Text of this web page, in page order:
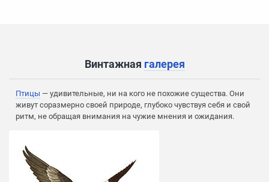
Винтажная галерея
Птицы — удивительные, ни на кого не похожие существа. Они
живут соразмерно своей природе, глубоко чувствуя себя и свой
ритм, не обращая внимания на чужие мнения и ожидания.